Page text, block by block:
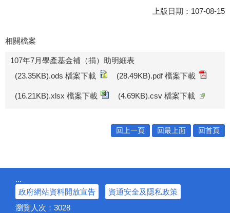
上版日期：107-08-15
相關檔案
107年7月學產基金補（捐）助明細表
(23.35KB).ods 檔案下載
(28.49KB).pdf 檔案下載
(16.21KB).xlsx 檔案下載 (4.69KB).csv 檔案下載
回上一頁 回最上面 回首頁
:::
政府網站資料開放宣告
資通安全及隱私政策
瀏覽人次： 3028